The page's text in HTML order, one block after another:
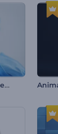
Révélation de logo en tissu de soie